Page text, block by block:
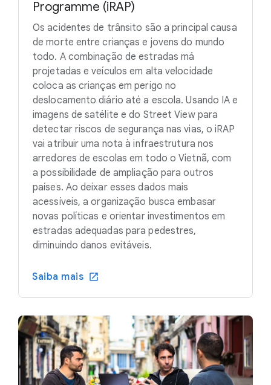
Programme (iRAP)
Os acidentes de trânsito são a principal causa
de morte entre crianças e jovens do mundo
todo. A combinação de estradas má
projetadas e veículos em alta velocidade
coloca as crianças em perigo no
deslocamento diário até a escola. Usando IA e
imagens de satélite e do Street View para
detectar riscos de segurança nas vias, o iRAP
vai atribuir uma nota à infraestrutura nos
arredores de escolas em todo o Vietnã, com
a possibilidade de ampliação para outros
países. Ao deixar esses dados mais
acessíveis, a organização busca embasar
novas políticas e orientar investimentos em
estradas adequadas para pedestres,
diminuindo danos evitáveis.
Saiba mais